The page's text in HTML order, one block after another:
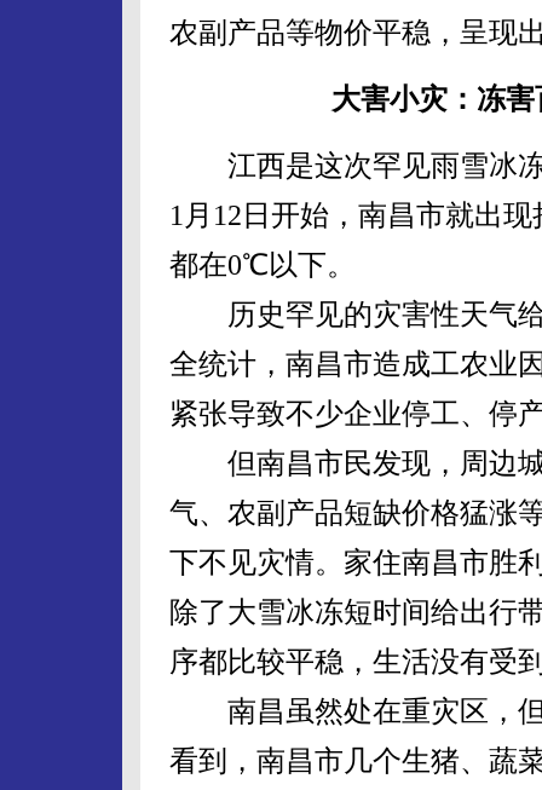
农副产品等物价平稳，呈现
大害小灾：冻
江西是这次罕见雨雪冰冻
1月12日开始，南昌市就出
都在0℃以下。
历史罕见的灾害性天气给
全统计，南昌市造成工农业
紧张导致不少企业停工、停
但南昌市民发现，周边城
气、农副产品短缺价格猛涨
下不见灾情。家住南昌市胜
除了大雪冰冻短时间给出行
序都比较平稳，生活没有受
南昌虽然处在重灾区，但
看到，南昌市几个生猪、蔬